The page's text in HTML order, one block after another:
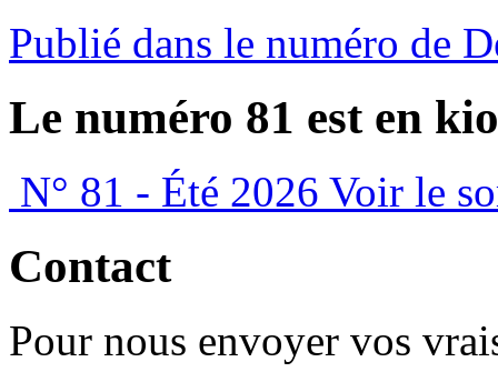
Publié dans le numéro de
Le numéro 81 est en
N° 81 - Été 2026 Voir le
Contact
Pour nous envoyer vos